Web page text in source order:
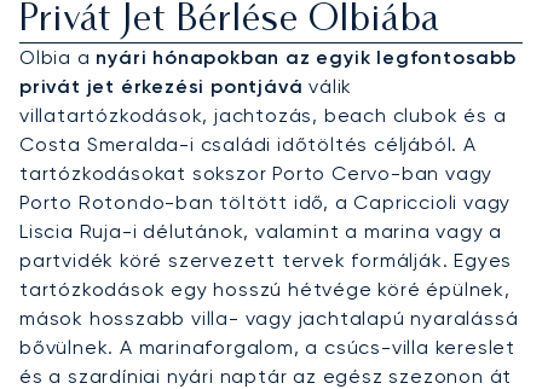
Privát Jet Bérlése Olbiába
Olbia a nyári hónapokban az egyik legfontosabb
privát jet érkezési pontjává válik
villatartózkodások, jachtozás, beach clubok és a
Costa Smeralda-i családi időtöltés céljából. A
tartózkodásokat sokszor Porto Cervo-ban vagy
Porto Rotondo-ban töltött idő, a Capriccioli vagy
Liscia Ruja-i délutánok, valamint a marina vagy a
partvidék köré szervezett tervek formálják. Egyes
tartózkodások egy hosszú hétvége köré épülnek,
mások hosszabb villa- vagy jachtalapú nyaralássá
bővülnek. A marinaforgalom, a csúcs-villa kereslet
és a szardíniai nyári naptár az egész szezonon át